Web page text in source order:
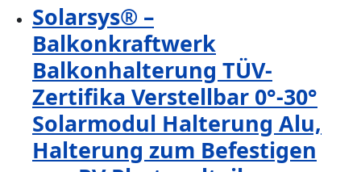
Solarsys® –
Balkonkraftwerk
Balkonhalterung TÜV-
Zertifika Verstellbar 0°-30°
Solarmodul Halterung Alu,
Halterung zum Befestigen